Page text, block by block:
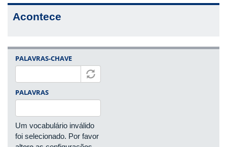
Acontece
PALAVRAS-CHAVE
PALAVRAS
Um vocabulário inválido
foi selecionado. Por favor